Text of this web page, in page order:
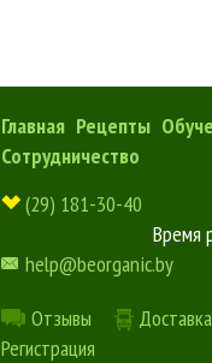
Главная Рецепты
Сотрудничество
(29) 181-30-40
Время
help@beorganic.by
Отзывы
Регистрация